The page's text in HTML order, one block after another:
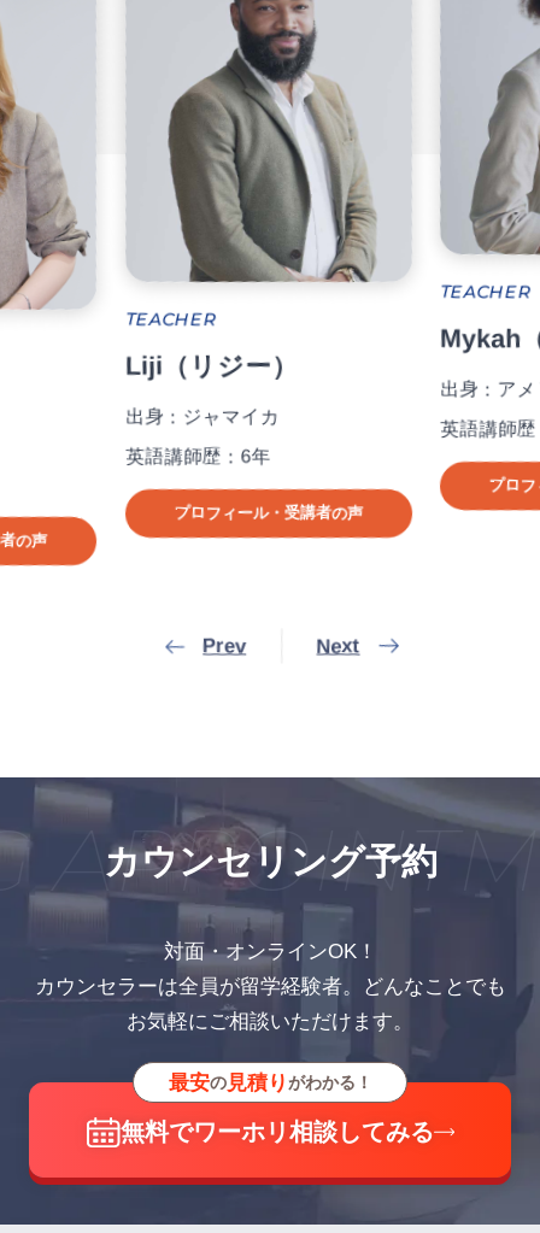
の声
TEACHER
Liji（リジー）
出身：ジャマイカ
英語講師歴：6年
プロフィール・受講者の声
TEACHER
Mykah
出身：ア
英語講師
プロ
Prev Next
カウンセリング予約
対面・オンラインOK！
カウンセラーは全員が留学経験者。どんなことでも
お気軽にご相談いただけます。
最安の見積りがわかる！
無料でワーホリ相談してみる